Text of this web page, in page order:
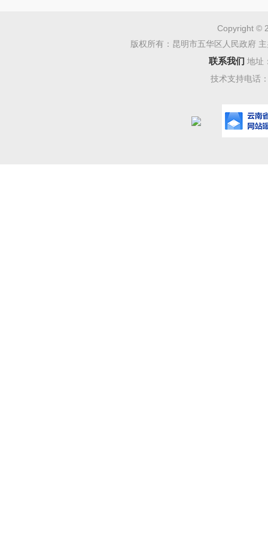
Copyright ©
版权所有：昆明市五华区人民政府
联系我们 地址
技术支持电话